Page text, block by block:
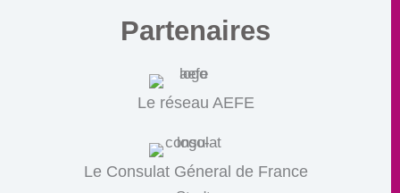
Partenaires
Le réseau AEFE
Le Consulat Géneral de France